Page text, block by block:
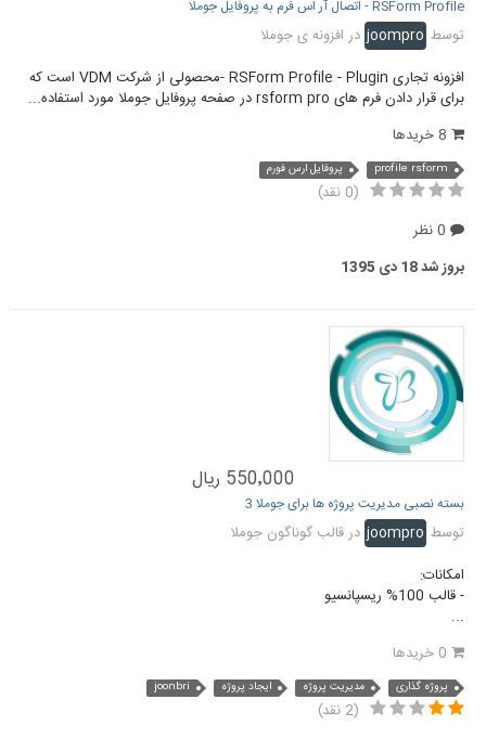
RSForm Profile - اتصال آر اس فرم به پروفایل جوملا
توسط joompro در افزونه ی جوملا
افزونه تجاری RSForm Profile - Plugin -محصولی از شرکت VDM است که
برای قرار دادن فرم های rsform pro در صفحه پروفایل جوملا مورد استفاده...
profile rsform پروفایل ارس فورم
(0 نقد)
بروز شد18 دی 1395
550٬000 ریال
بسته نصبی مدیریت پروژه ها برای جوملا 3
توسط joompro درقالب گوناگون جوملا
امکانات:
- قالب 100% ریسپانسیو
...
پروژه گذاری مدیریت پروژه ایجاد پروژه joonbri
(2 نقد)